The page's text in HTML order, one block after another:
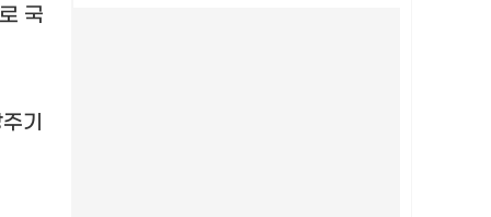
국
기